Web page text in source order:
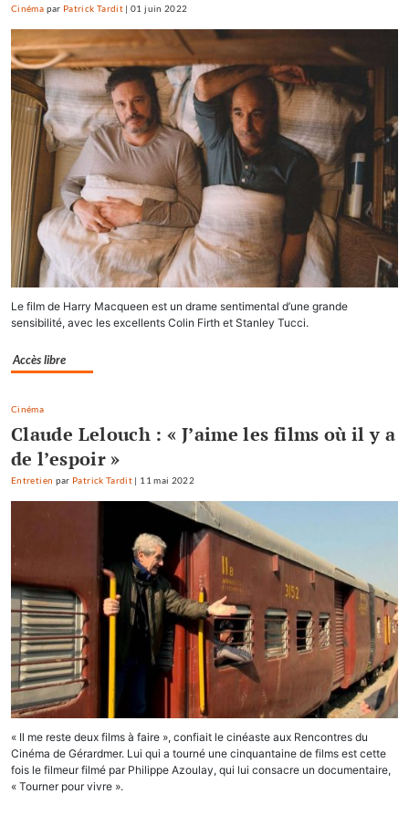
Cinéma par Patrick Tardit |01 juin 2022
Le film de Harry Macqueen est un drame sentimental d’une grande
sensibilité, avec les excellents Colin Firth et Stanley Tucci.
Accès libre
Cinéma
Claude Lelouch : « J’aime les films où il y a
de l’espoir »
Entretien par Patrick Tardit | 11 mai 2022
« Il me reste deux films à faire », confiait le cinéaste aux Rencontres du
Cinéma de Gérardmer. Lui qui a tourné une cinquantaine de films est cette
fois le filmeur filmé par Philippe Azoulay, qui lui consacre un documentaire,
« Tourner pour vivre ».